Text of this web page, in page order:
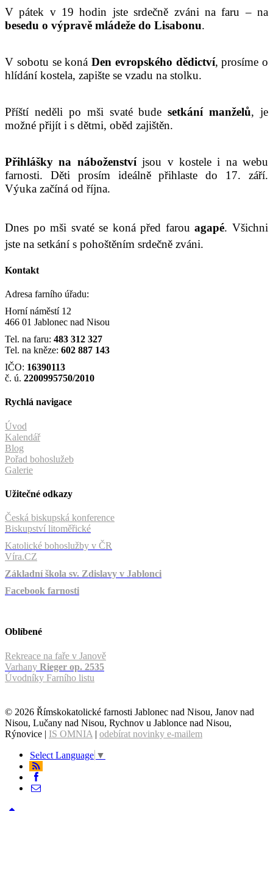
V pátek v 19 hodin jste srdečně zváni na faru – na
besedu o výpravě mládeže do Lisabonu.
V sobotu se koná Den evropského dědictví, prosíme o
hlídání kostela, zapište se vzadu na stolku.
Příští neděli po mši svaté budesetkání manželů, je
možné přijít i s dětmi, oběd zajištěn.
Přihlášky na náboženstvíjsou v kostele i na webu
farnosti. Děti prosím ideálně přihlaste do 17. září.
Výuka začíná od října.
Dnes po mši svaté se koná před farouagapé. Všichni
jste na setkání s pohoštěním srdečně zváni.
Kontakt
Adresa farního úřadu:
Horní náměstí 12
466 01 Jablonec nad Nisou
Tel. na faru: 483 312 327
Tel. na kněze: 602 887 143
IČO: 16390113
č. ú. 2200995750/2010
Rychlá navigace
Úvod
Kalendář
Blog
Pořad bohoslužeb
Galerie
Užitečné odkazy
Česká biskupská konference
Biskupství litoměřické
Katolické bohoslužby v ČR
Víra.CZ
Základní škola sv. Zdislavy v Jablonci
Facebook farnosti
Oblíbené
Rekreace na faře v Janově
Varhany Rieger op. 2535
Úvodníky Farního listu
© 2026 Římskokatolické farnosti Jablonec nad Nisou, Janov nad
Nisou, Lučany nad Nisou, Rychnov u Jablonce nad Nisou,
Rýnovice | IS OMNIA | odebírat novinky e-mailem
Select Language ▼